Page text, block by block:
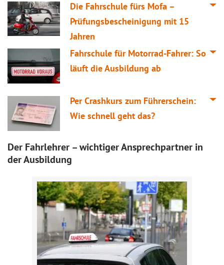
Die Fahrschule fürs Mofa –
Prüfungsbescheinigung mit 15
Jahren
Fahrschule für Motorrad-Fahrer: So
läuft die Ausbildung ab
Per Crashkurs zum Führerschein:
Wie schnell geht das?
Der Fahrlehrer – wichtiger Ansprechpartner in
der Ausbildung